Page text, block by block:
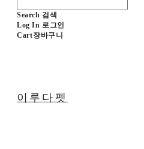
Search 검색
Log In 로그인
Cart장바구니
이루다펫